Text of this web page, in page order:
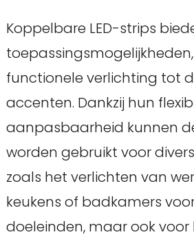
Koppelbare LED-strips
functionele verlichting tot
accenten. Dankzij hun
aanpasbaarheid kunnen
worden gebruikt voor
zoals het verlichten van
keukens of badkamers
doeleinden, maar ook